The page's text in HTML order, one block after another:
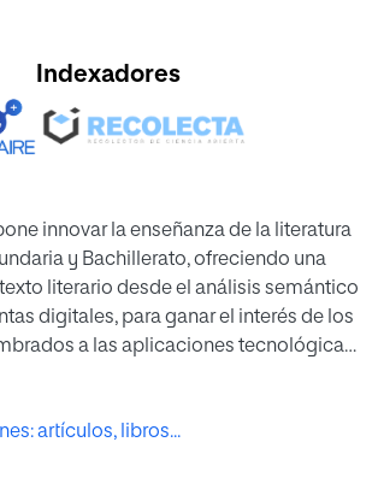
Indexadores
innovar la enseñanza de la literatura
y Bachillerato, ofreciendo una
literario desde el análisis semántico
digitales, para ganar el interés de los
a las aplicaciones tecnológicas
Voyant Tools, una herramienta de uso
realizar estudios cualitativos de textos
a la metodología, se muestran
artículos, libros...